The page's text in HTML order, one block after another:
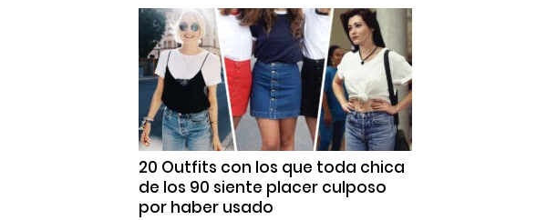
20 Outfits con los que toda chica
de los 90 siente placer culposo
por haber usado